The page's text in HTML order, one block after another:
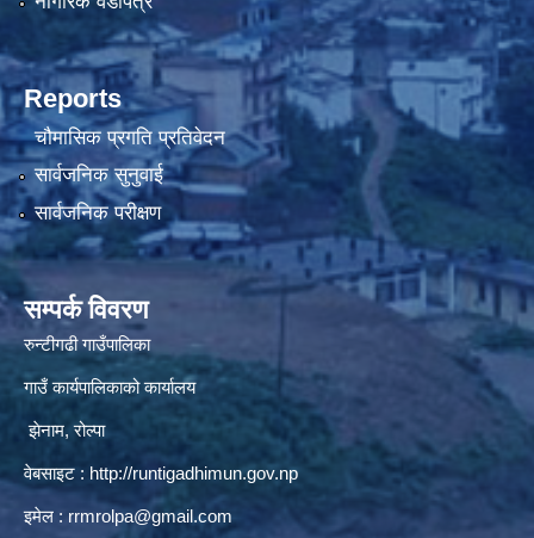
Reports
चौमासिक प्रगति प्रतिवेदन
सार्वजनिक सुनुवाई
सार्वजनिक परीक्षण
सम्पर्क विवरण
रुन्टीगढी गाउँपालिका
गाउँ कार्यपालिकाको कार्यालय
झेनाम, रोल्पा
वेबसाइट : http://runtigadhimun.gov.np
इमेल : rrmrolpa@gmail.com